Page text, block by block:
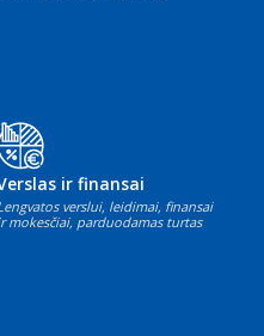
ir finansai
verslui, leidimai, finansai
mokesčiai, parduodamas turtas